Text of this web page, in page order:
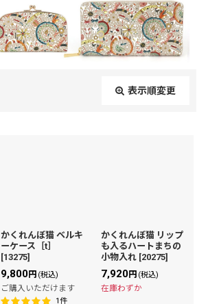
表示順変更
絞り込む
かくれんぼ猫 ベルキ
ーケース［t］
[13275]
9,800円 (税込)
ご購入いただけます
1件
かくれんぼ猫 リップ
も入るハートまちの
小物入れ [20275]
7,920円 (税込)
在庫わずか